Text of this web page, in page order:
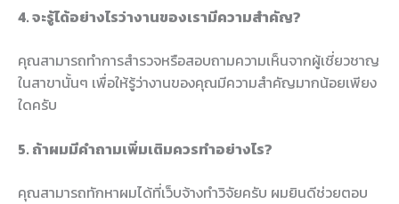
4. จะรู้ได้อย่างไรว่างานของเรามีความสำคัญ?
คุณสามารถทำการสำรวจหรือสอบถามความเห็นจากผู้เชี่ยวชาญ
ในสาขานั้นๆ เพื่อให้รู้ว่างานของคุณมีความสำคัญมากน้อยเพียง
ใดครับ
5. ถ้าผมมีคำถามเพิ่มเติมควรทำอย่างไร?
คุณสามารถทักหาผมได้ที่เว็บจ้างทำวิจัยครับ ผมยินดีช่วยตอบ